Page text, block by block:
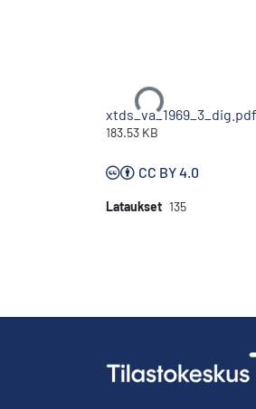
Ladataan...
xtds_va_1969_3_dig.pdf
183.53 KB
CC BY 4.0
Lataukset 135